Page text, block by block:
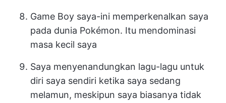
Game Boy saya-ini memperkenalkan saya
pada dunia Pokémon. Itu mendominasi
masa kecil saya
Saya menyenandungkan lagu-lagu untuk
diri saya sendiri ketika saya sedang
melamun, meskipun saya biasanya tidak